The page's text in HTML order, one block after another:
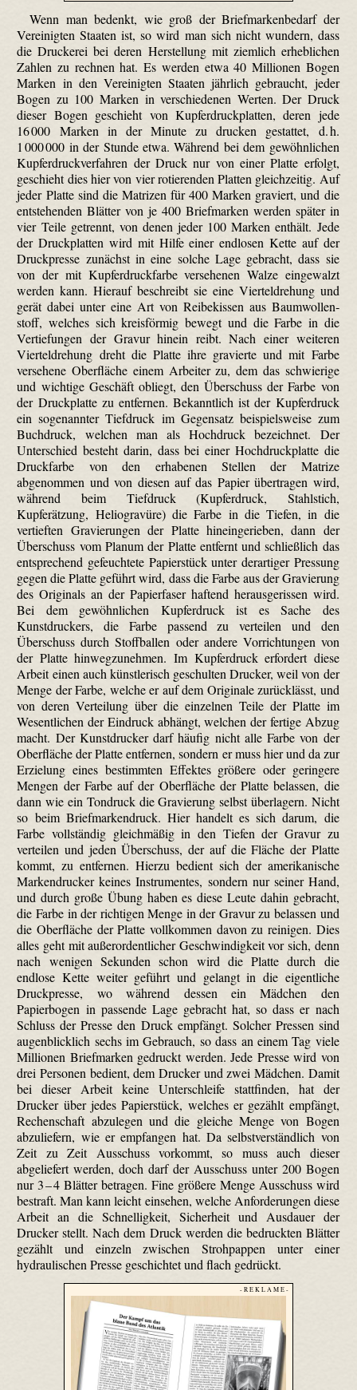
Wenn man bedenkt, wie groß der Briefmarkenbedarf der
Vereinigten Staaten ist, so wird man sich nicht wundern, dass
die Druckerei bei deren Herstellung mit ziemlich erheblichen
Zahlen zu rechnen hat. Es werden etwa 40 Millionen Bogen
Marken in den Vereinigten Staaten jährlich gebraucht, jeder
Bogen zu 100 Marken in verschiedenen Werten. Der Druck
dieser Bogen geschieht von Kupferdruckplatten, deren jede
16 000 Marken in der Minute zu drucken gestattet, d. h.
1 000 000 in der Stunde etwa. Während bei dem gewöhnlichen
Kupferdruckverfahren der Druck nur von einer Platte erfolgt,
geschieht dies hier von vier rotierenden Platten gleichzeitig. Auf
jeder Platte sind die Matrizen für 400 Marken graviert, und die
entstehenden Blätter von je 400 Briefmarken werden später in
vier Teile getrennt, von denen jeder 100 Marken enthält. Jede
der Druckplatten wird mit Hilfe einer endlosen Kette auf der
Druckpresse zunächst in eine solche Lage gebracht, dass sie
von der mit Kupferdruckfarbe versehenen Walze eingewalzt
werden kann. Hierauf beschreibt sie eine Vierteldrehung und
gerät dabei unter eine Art von Reibe­kissen aus Baum­wollen­
stoff, welches sich kreisförmig bewegt und die Farbe in die
Vertiefungen der Gravur hinein reibt. Nach einer weiteren
Vierteldrehung dreht die Platte ihre gravierte und mit Farbe
versehene Oberfläche einem Arbeiter zu, dem das schwierige
und wichtige Geschäft obliegt, den Überschuss der Farbe von
der Druckplatte zu entfernen. Bekanntlich ist der Kupferdruck
ein sogenannter Tiefdruck im Gegensatz beispielsweise zum
Buchdruck, welchen man als Hochdruck bezeichnet. Der
Unterschied besteht darin, dass bei einer Hochdruckplatte die
Druckfarbe von den erhabenen Stellen der Matrize
abgenommen und von diesen auf das Papier übertragen wird,
während beim Tiefdruck (Kupferdruck, Stahlstich,
Kupferätzung, Helio­gravüre) die Farbe in die Tiefen, in die
vertieften Gravierungen der Platte hinein­gerieben, dann der
Überschuss vom Planum der Platte entfernt und schließlich das
entsprechend gefeuchtete Papierstück unter derartiger Pressung
gegen die Platte geführt wird, dass die Farbe aus der Gravierung
des Originals an der Papierfaser haftend herausgerissen wird.
Bei dem gewöhnlichen Kupferdruck ist es Sache des
Kunstdruckers, die Farbe passend zu verteilen und den
Überschuss durch Stoffballen oder andere Vorrichtungen von
der Platte hinweg­zunehmen. Im Kupferdruck erfordert diese
Arbeit einen auch künstlerisch geschulten Drucker, weil von der
Menge der Farbe, welche er auf dem Originale zurücklässt, und
von deren Verteilung über die einzelnen Teile der Platte im
Wesentlichen der Eindruck abhängt, welchen der fertige Abzug
macht. Der Kunstdrucker darf häufig nicht alle Farbe von der
Oberfläche der Platte entfernen, sondern er muss hier und da zur
Erzielung eines bestimmten Effektes größere oder geringere
Mengen der Farbe auf der Oberfläche der Platte belassen, die
dann wie ein Tondruck die Gravierung selbst überlagern. Nicht
so beim Briefmarkendruck. Hier handelt es sich darum, die
Farbe vollständig gleichmäßig in den Tiefen der Gravur zu
verteilen und jeden Überschuss, der auf die Fläche der Platte
kommt, zu entfernen. Hierzu bedient sich der amerikanische
Markendrucker keines Instrumentes, sondern nur seiner Hand,
und durch große Übung haben es diese Leute dahin gebracht,
die Farbe in der richtigen Menge in der Gravur zu belassen und
die Oberfläche der Platte vollkommen davon zu reinigen. Dies
alles geht mit außerordentlicher Geschwindigkeit vor sich, denn
nach wenigen Sekunden schon wird die Platte durch die
endlose Kette weiter geführt und gelangt in die eigentliche
Druckpresse, wo während dessen ein Mädchen den
Papierbogen in passende Lage gebracht hat, so dass er nach
Schluss der Presse den Druck empfängt. Solcher Pressen sind
augenblicklich sechs im Gebrauch, so dass an einem Tag viele
Millionen Briefmarken gedruckt werden. Jede Presse wird von
drei Personen bedient, dem Drucker und zwei Mädchen. Damit
bei dieser Arbeit keine Unterschleife stattfinden, hat der
Drucker über jedes Papierstück, welches er gezählt empfängt,
Rechenschaft abzulegen und die gleiche Menge von Bogen
abzuliefern, wie er empfangen hat. Da selbstverständlich von
Zeit zu Zeit Ausschuss vorkommt, so muss auch dieser
abgeliefert werden, doch darf der Ausschuss unter 200 Bogen
nur 3 – 4 Blätter betragen. Fine größere Menge Ausschuss wird
bestraft. Man kann leicht einsehen, welche Anforderungen diese
Arbeit an die Schnelligkeit, Sicherheit und Ausdauer der
Drucker stellt. Nach dem Druck werden die bedruckten Blätter
gezählt und einzeln zwischen Strohpappen unter einer
hydraulischen Presse geschichtet und flach gedrückt.
- R E K L A M E -